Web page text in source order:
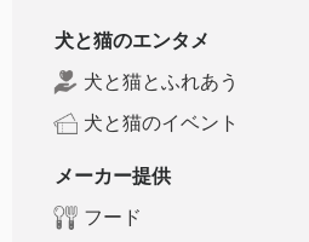
犬と猫のエンタメ
犬と猫とふれあう
犬と猫のイベント
メーカー提供
フード